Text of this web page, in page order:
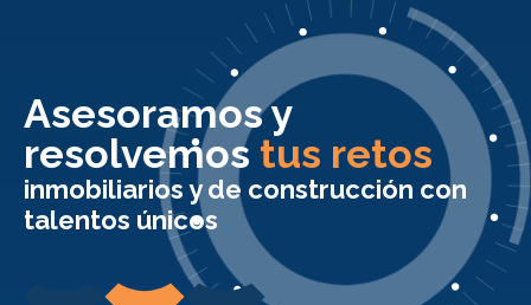
Asesoramos y
resolvemos tus retos
inmobiliarios y de construcción con
talentos únicos